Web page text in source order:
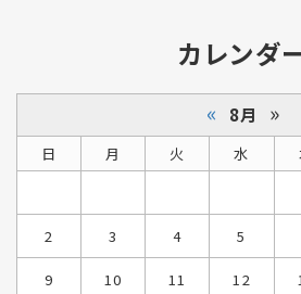
カレンダ
« 8月 »
日 月 火 水
2 3 4 5
9 10 11 12